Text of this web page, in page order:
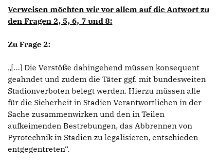
Verweisen möchten wir vor allem auf die Antwort zu
den Fragen 2, 5, 6, 7 und 8:
Zu Frage 2:
[…] Die Verstöße dahingehend müssen konsequent
geahndet und zudem die Täter ggf. mit bundesweiten
Stadionverboten belegt werden. Hierzu müssen alle
für die Sicherheit in Stadien Verantwortlichen in der
Sache zusammenwirken und den in Teilen
aufkeimenden Bestrebungen, das Abbrennen von
Pyrotechnik in Stadien zu legalisieren, entschieden
entgegentreten“.